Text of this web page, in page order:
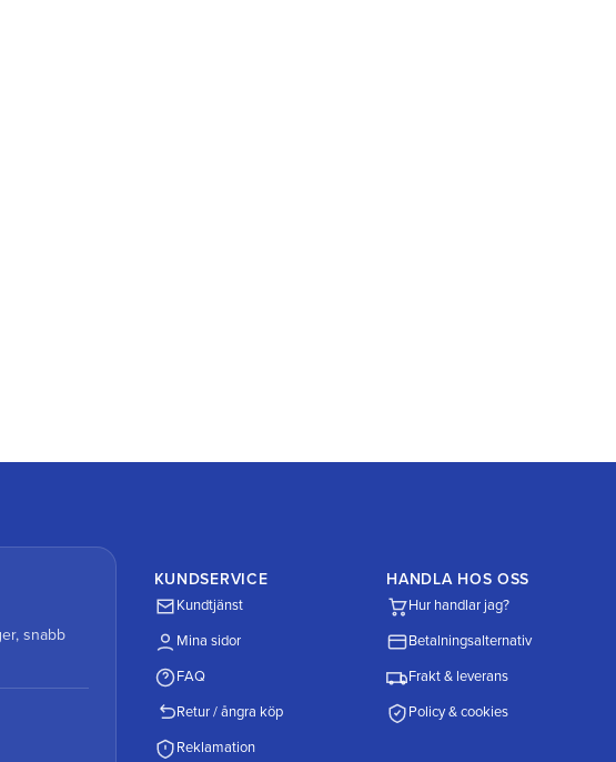
snabb
KUNDSERVICE
Kundtjänst
Mina sidor
FAQ
Retur / ångra köp
Reklamation
HANDLA HOS OSS
Hur handlar jag?
Betalningsalternativ
Frakt & leverans
Policy & cookies